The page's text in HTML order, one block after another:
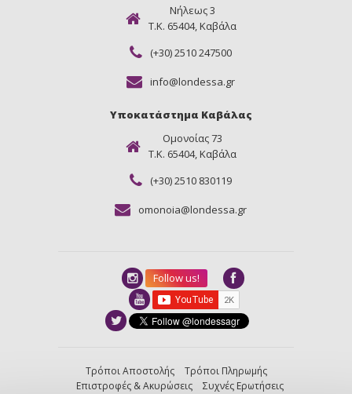
Νήλεως 3
Τ.Κ. 65404, Καβάλα
(+30) 2510 247500
info@londessa.gr
Υποκατάστημα Καβάλας
Ομονοίας 73
Τ.Κ. 65404, Καβάλα
(+30) 2510 830119
omonoia@londessa.gr
Follow us!
Τρόποι Αποστολής
Τρόποι Πληρωμής
Επιστροφές & Ακυρώσεις
Συχνές Ερωτήσεις